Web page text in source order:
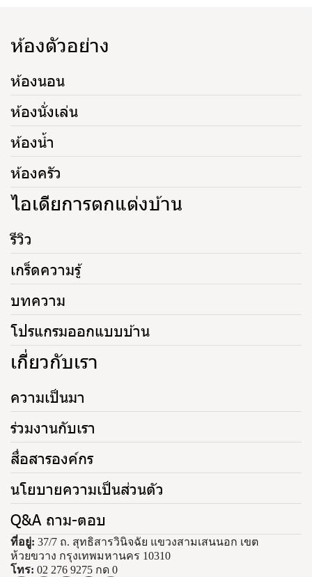
ห้องตัวอย่าง
ห้องนอน
ห้องนั่งเล่น
ห้องน้ำ
ห้องครัว
ไอเดียการตกแต่งบ้าน
รีวิว
เกร็ดความรู้
บทความ
โปรแกรมออกแบบบ้าน
เกี่ยวกับเรา
ความเป็นมา
ร่วมงานกับเรา
สื่อสารองค์กร
นโยบายความเป็นส่วนตัว
Q&A ถาม-ตอบ
ที่อยู่: 37/7 ถ. สุทธิสารวินิจฉัย แขวงสามเสนนอก เขต
ห้วยขวาง กรุงเทพมหานคร 10310
โทร: 02 276 9275 กด 0